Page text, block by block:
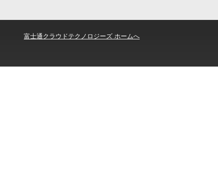
富士通クラウドテクノロジーズ ホームへ